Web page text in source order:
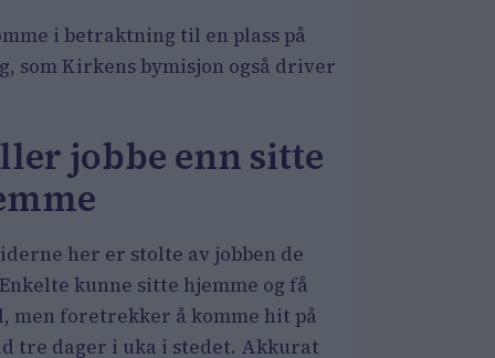
i betraktning til en plass på
som Kirkens bymisjon også driver
jobbe enn sitte
her er stolte av jobben de
kunne sitte hjemme og få
men foretrekker å komme hit på
tre dager i uka i stedet. Akkurat